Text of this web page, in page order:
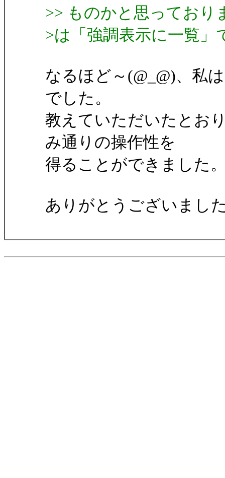
>> ものかと思っており
>は「強調表示に一覧」
なるほど～(@_@)、私
でした。
教えていただいたとお
み通りの操作性を
得ることができました
ありがとうございまし